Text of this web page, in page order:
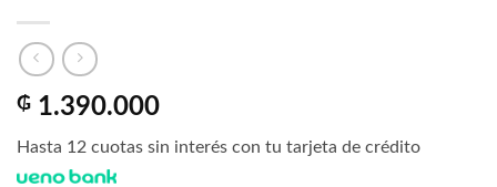
₲ 1.390.000
Hasta 12 cuotas sin interés con tu tarjeta de crédito